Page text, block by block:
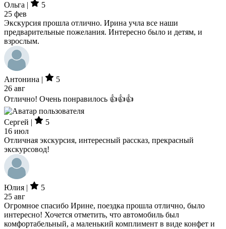
Ольга |
5
25 фев
Экскурсия прошла отлично. Ирина учла все наши
предварительные пожелания. Интересно было и детям, и
взрослым.
Антонина |
5
26 авг
Отлично! Очень понравилось 👍👍👍
Сергей |
5
16 июл
Отличная экскурсия, интересный рассказ, прекрасный
экскурсовод!
Юлия |
5
25 авг
Огромное спасибо Ирине, поездка прошла отлично, было
интересно! Хочется отметить, что автомобиль был
комфортабельный, а маленький комплимент в виде конфет и